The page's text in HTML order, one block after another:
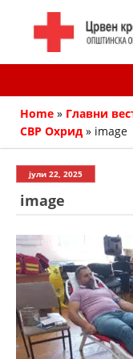
Home » Главни
СВР Охрид » image
јули 22, 2025
image